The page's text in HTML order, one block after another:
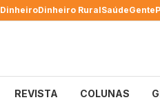
DinheiroDinheiro RuralSaúdeGente
REVISTA COLUNAS